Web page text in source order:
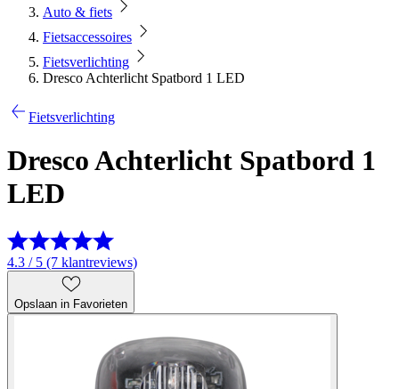
Auto & fiets
Fietsaccessoires
Fietsverlichting
Dresco Achterlicht Spatbord 1 LED
Fietsverlichting
Dresco Achterlicht Spatbord 1
LED
4.3 / 5 (7 klantreviews)
Opslaan in Favorieten